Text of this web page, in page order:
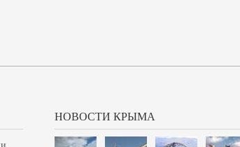
НОВОСТИ КРЫМА